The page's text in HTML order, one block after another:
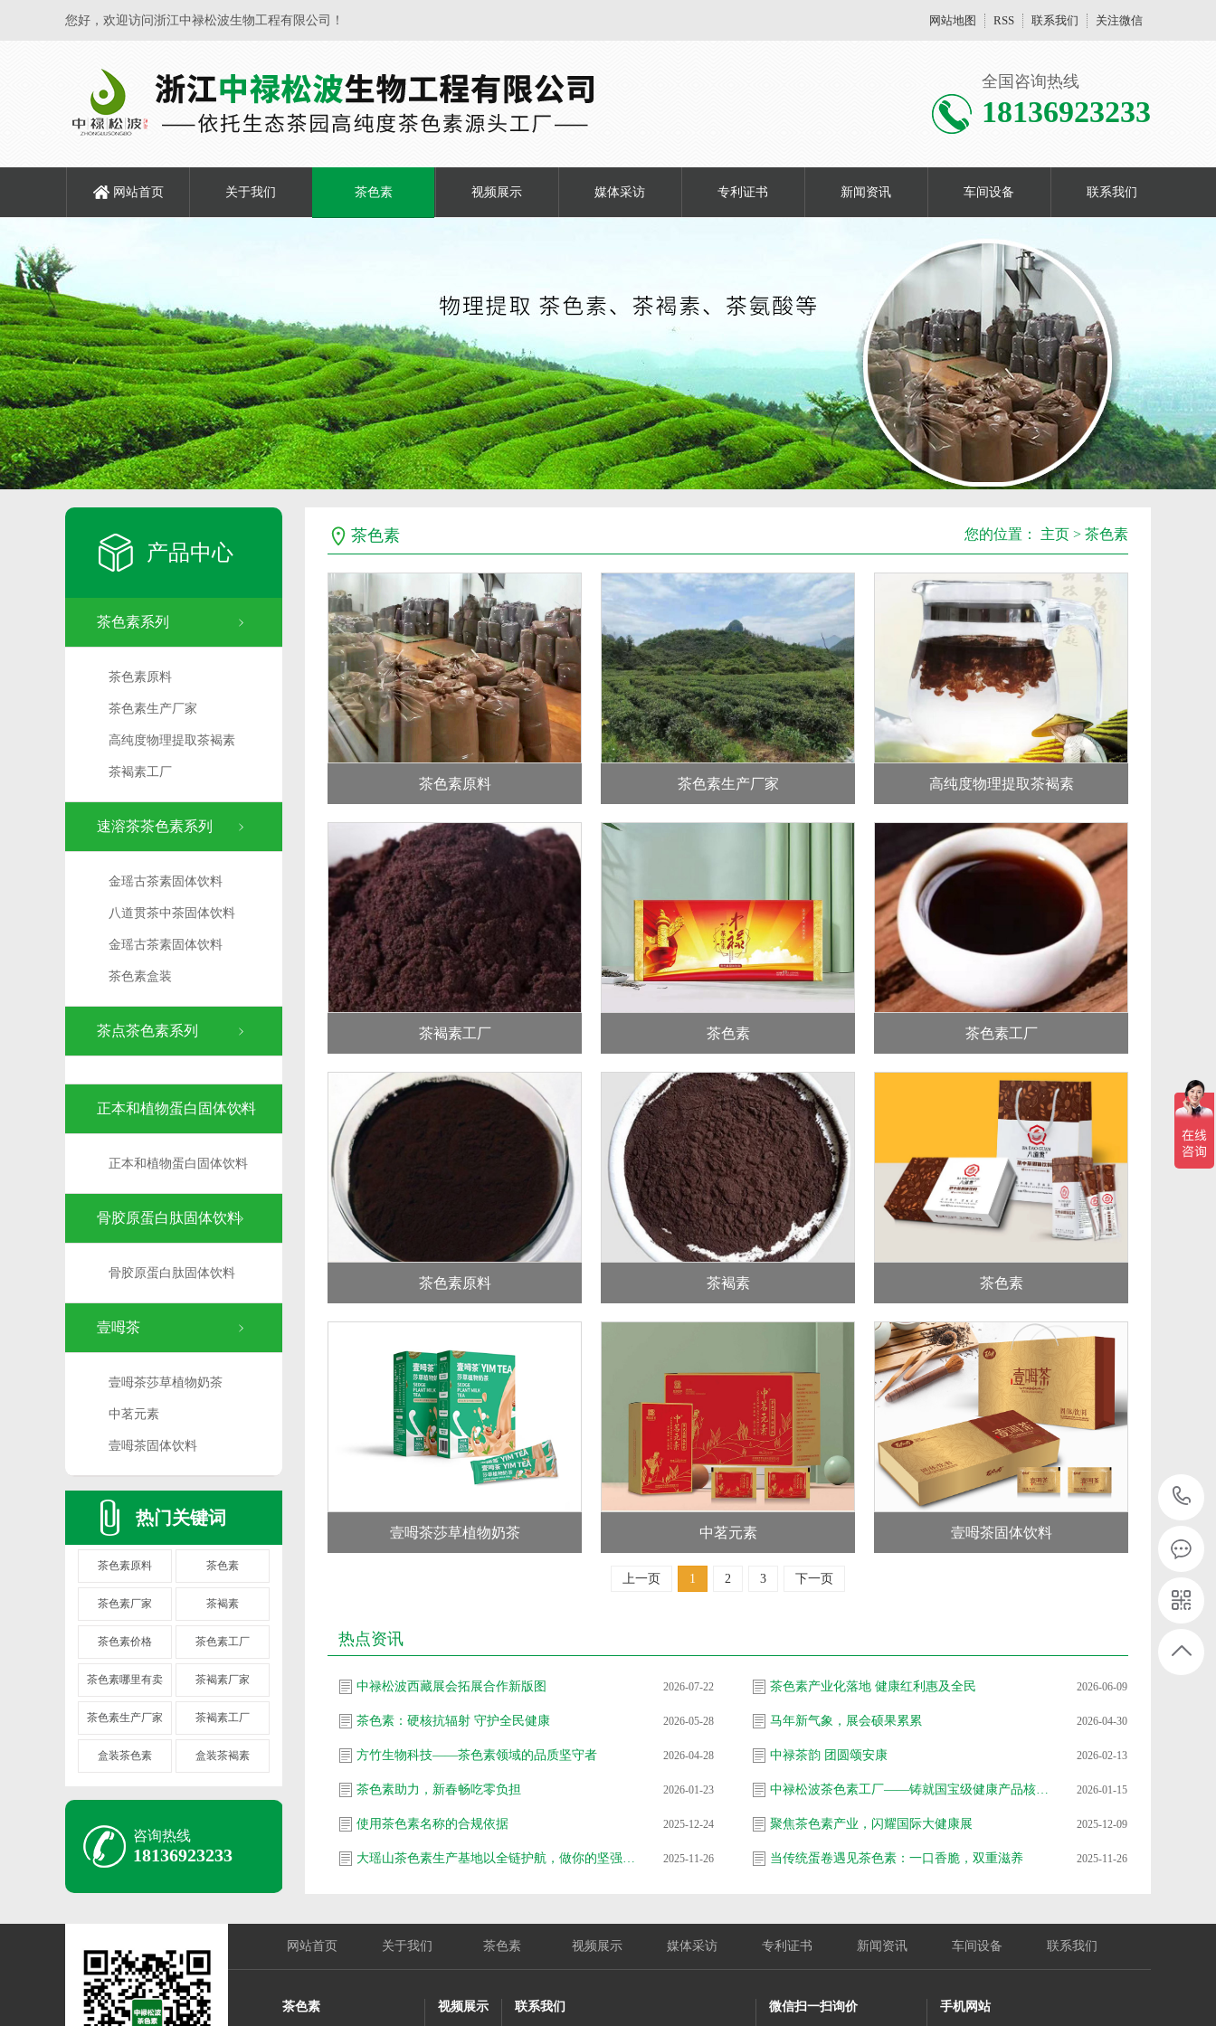
您好，欢迎访问浙江中禄松波生物工程有限公司！ 网站地图 RSS 联系我们 关注微信
全国咨询热线
18136923233
网站首页 关于我们 茶色素 视频展示 媒体采访 专利证书 新闻资讯 车间设备 联系我们
产品中心
茶色素系列
茶色素原料
茶色素生产厂家
高纯度物理提取茶褐素
茶褐素工厂
速溶茶茶色素系列
金瑶古茶素固体饮料
八道贯茶中茶固体饮料
金瑶古茶素固体饮料
茶色素盒装
茶点茶色素系列
正本和植物蛋白固体饮料
正本和植物蛋白固体饮料
骨胶原蛋白肽固体饮料
骨胶原蛋白肽固体饮料
壹呣茶
壹呣茶莎草植物奶茶
中茗元素
壹呣茶固体饮料
热门关键词
茶色素原料 茶色素
茶色素厂家 茶褐素
茶色素价格 茶色素工厂
茶色素哪里有卖 茶褐素厂家
茶色素生产厂家 茶褐素工厂
盒装茶色素 盒装茶褐素
咨询热线
18136923233
茶色素 您的位置： 主页 > 茶色素
茶色素原料 茶色素生产厂家 高纯度物理提取茶褐素
茶褐素工厂 茶色素 茶色素工厂
茶色素原料 茶褐素 茶色素
壹呣茶莎草植物奶茶 中茗元素 壹呣茶固体饮料
上一页 1 2 3 下一页
热点资讯
中禄松波西藏展会拓展合作新版图 2026-07-22 茶色素产业化落地 健康红利惠及全民 2026-06-09
茶色素：硬核抗辐射 守护全民健康 2026-05-28 马年新气象，展会硕果累累 2026-04-30
方竹生物科技——茶色素领域的品质坚守者 2026-04-28 中禄茶韵 团圆颂安康 2026-02-13
茶色素助力，新春畅吃零负担 2026-01-23 中禄松波茶色素工厂——铸就国宝级健康产品核心阵地 2026-01-15
使用茶色素名称的合规依据 2025-12-24 聚焦茶色素产业，闪耀国际大健康展 2025-12-09
大瑶山茶色素生产基地以全链护航，做你的坚强后盾 2025-11-26 当传统蛋卷遇见茶色素：一口香脆，双重滋养 2025-11-26
网站首页 关于我们 茶色素 视频展示 媒体采访 专利证书 新闻资讯 车间设备 联系我们
茶色素 视频展示 联系我们 微信扫一扫询价 手机网站